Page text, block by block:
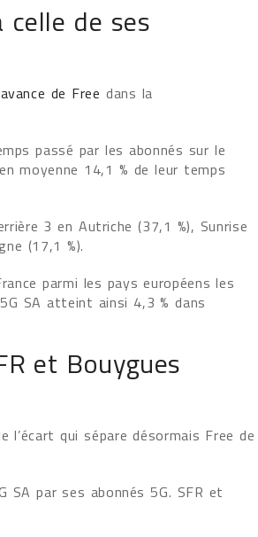
de ses
avance de Free dans la
passé par les abonnés sur le
moyenne 14,1 % de leur temps
3 en Autriche (37,1 %), Sunrise
(17,1 %).
parmi les pays européens les
SA atteint ainsi 4,3 % dans
et Bouygues
l’écart qui sépare désormais Free de
SA par ses abonnés 5G. SFR et